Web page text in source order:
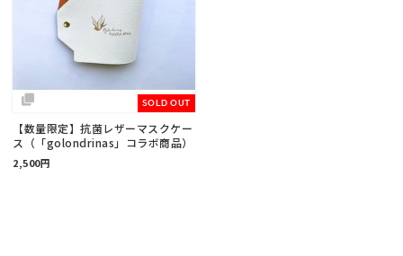
SOLD OUT
【数量限定】抗菌レザーマスクケー
ス（「golondrinas」コラボ商品）
2,500円